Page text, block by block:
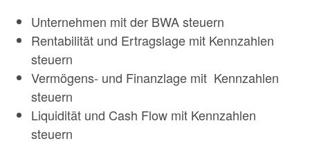
Unternehmen mit der BWA steuern
Rentabilität und Ertragslage mit Kennzahlen
steuern
Vermögens- und Finanzlage mit Kennzahlen
steuern
Liquidität und Cash Flow mit Kennzahlen
steuern